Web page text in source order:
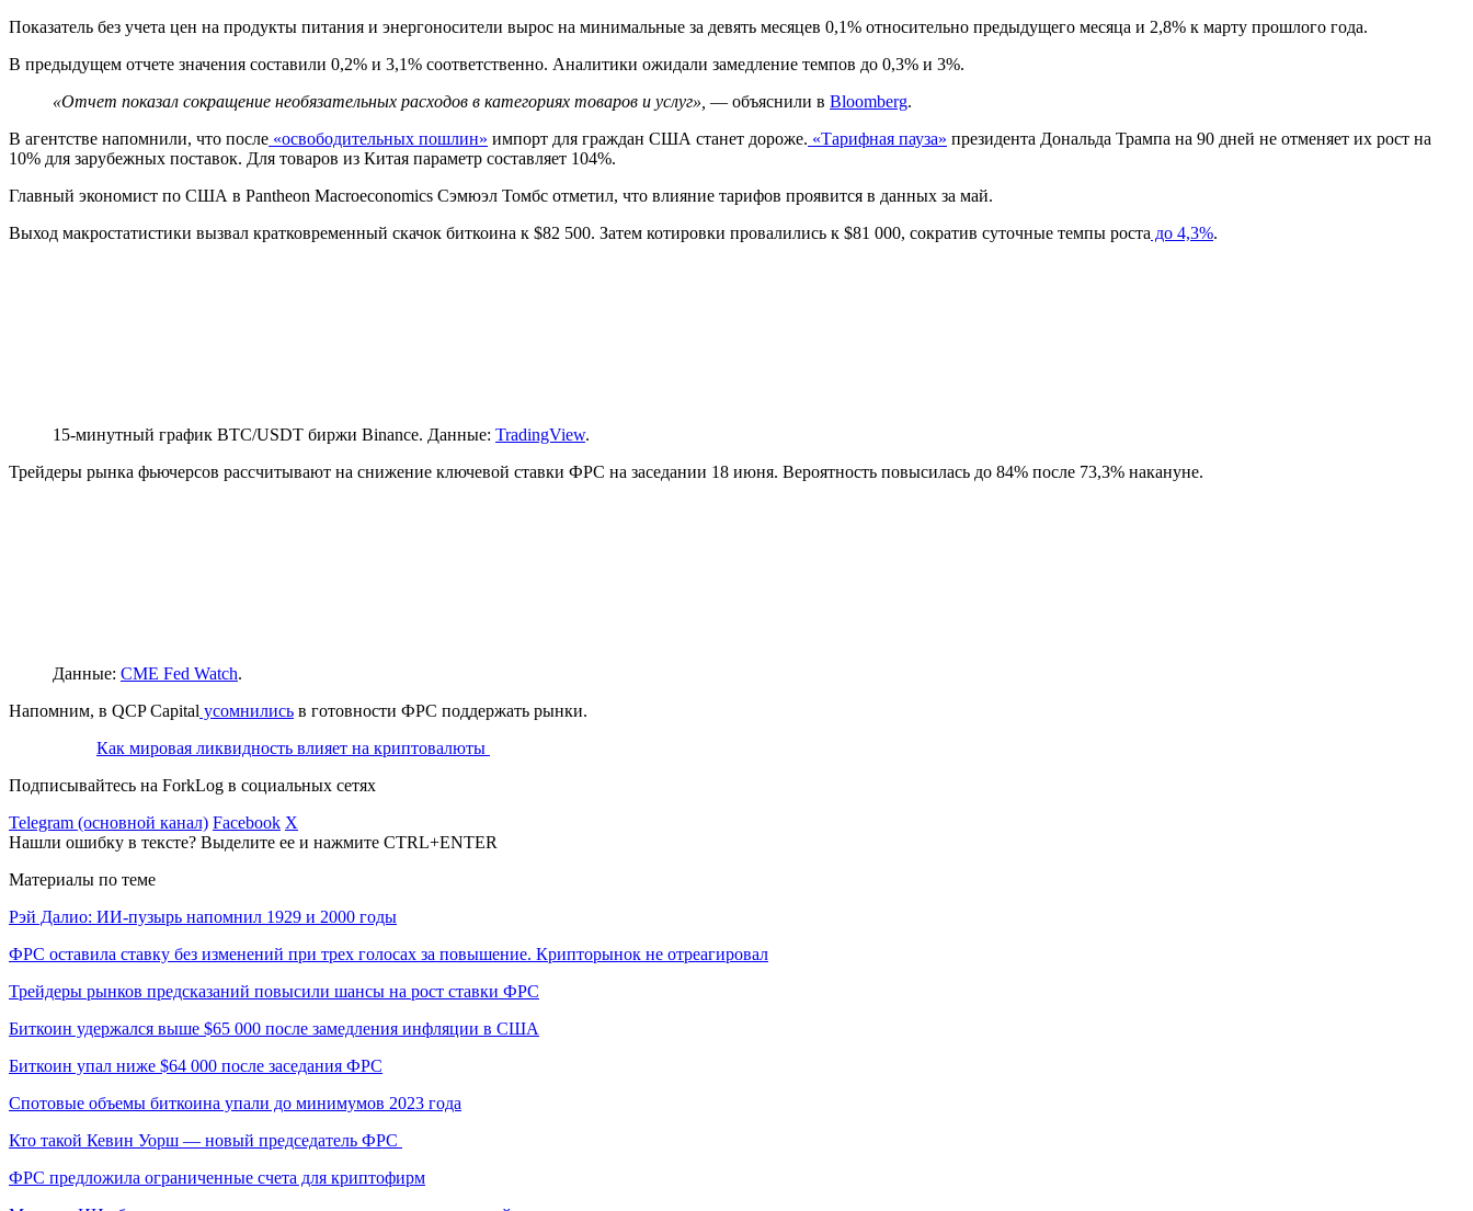
Показатель без учета цен на продукты питания и энергоносители вырос на минимальные за девять месяцев 0,1% относительно предыдущего месяца и 2,8% к марту прошлого года.
В предыдущем отчете значения составили 0,2% и 3,1% соответственно. Аналитики ожидали замедление темпов до 0,3% и 3%.
«Отчет показал сокращение необязательных расходов в категориях товаров и услуг», — объяснили в Bloomberg.
В агентстве напомнили, что после «освободительных пошлин» импорт для граждан США станет дороже. «Тарифная пауза» президента Дональда Трампа на 90 дней не отменяет их рост на
10% для зарубежных поставок. Для товаров из Китая параметр составляет 104%.
Главный экономист по США в Pantheon Macroeconomics Сэмюэл Томбс отметил, что влияние тарифов проявится в данных за май.
Выход макростатистики вызвал кратковременный скачок биткоина к $82 500. Затем котировки провалились к $81 000, сократив суточные темпы роста до 4,3%.
15-минутный график BTC/USDT биржи Binance. Данные: TradingView.
Трейдеры рынка фьючерсов рассчитывают на снижение ключевой ставки ФРС на заседании 18 июня. Вероятность повысилась до 84% после 73,3% накануне.
Данные: CME Fed Watch.
Напомним, в QCP Capital усомнились в готовности ФРС поддержать рынки.
Как мировая ликвидность влияет на криптовалюты
Подписывайтесь на ForkLog в социальных сетях
Telegram (основной канал) Facebook X
Нашли ошибку в тексте? Выделите ее и нажмите CTRL+ENTER
Материалы по теме
Рэй Далио: ИИ-пузырь напомнил 1929 и 2000 годы
ФРС оставила ставку без изменений при трех голосах за повышение. Крипторынок не отреагировал
Трейдеры рынков предсказаний повысили шансы на рост ставки ФРС
Биткоин удержался выше $65 000 после замедления инфляции в США
Биткоин упал ниже $64 000 после заседания ФРС
Спотовые объемы биткоина упали до минимумов 2023 года
Кто такой Кевин Уорш — новый председатель ФРС
ФРС предложила ограниченные счета для криптофирм